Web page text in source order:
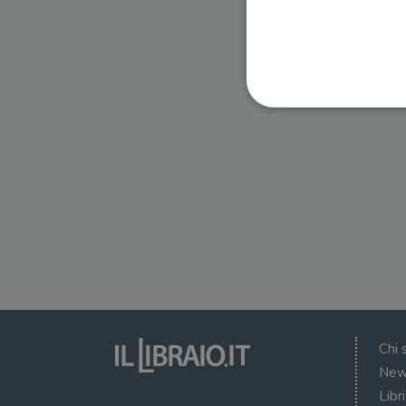
Chi
I cookie strettamente
wordpress_sec_[hash]
CookieScriptConsent